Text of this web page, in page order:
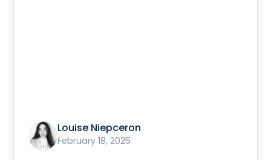
Louise Niepceron
February 18, 2025